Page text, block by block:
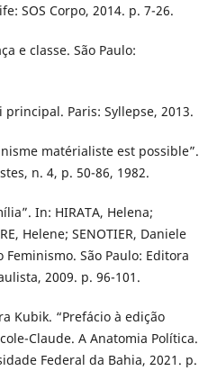
SOS Corpo, 2014. p. 7-26.
e classe. São Paulo:
principal. Paris: Syllepse, 2013.
matérialiste est possible”.
n. 4, p. 50-86, 1982.
In: HIRATA, Helena;
Helene; SENOTIER, Daniele
São Paulo: Editora
2009. p. 96-101.
Kubik. “Prefácio à edição
Claude. A Anatomia Política.
Federal da Bahia, 2021. p.